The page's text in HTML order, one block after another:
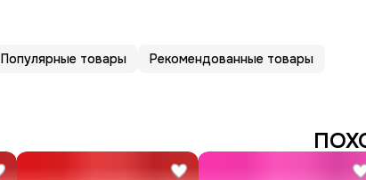
Популярные товары Рекомендованные товары